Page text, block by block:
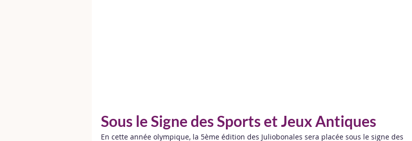
Sous le Signe des Sports et Jeux Antiques
En cette année olympique, la 5ème édition des Juliobonales sera placée sous le signe des